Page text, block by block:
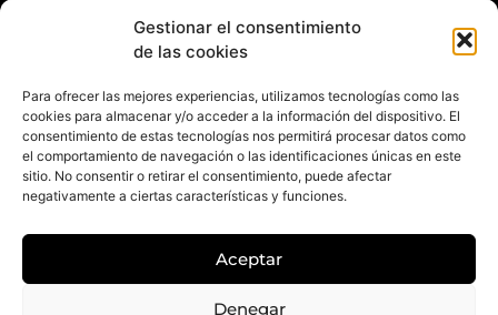
Gestionar el consentimiento
de las cookies
Para ofrecer las mejores experiencias, utilizamos tecnologías como las
cookies para almacenar y/o acceder a la información del dispositivo. El
consentimiento de estas tecnologías nos permitirá procesar datos como
el comportamiento de navegación o las identificaciones únicas en este
sitio. No consentir o retirar el consentimiento, puede afectar
negativamente a ciertas características y funciones.
Aceptar
Denegar
CONTACTO
Dirección: C. Sta. María Magdalena, 14,
41701 Dos Hermanas, Sevilla, España
Teléfono +34 694 46 69 91
hs y 17:30 a 20:30 hs. Sábados de 10:30 a
E-mail: contacto@gretacloset.com